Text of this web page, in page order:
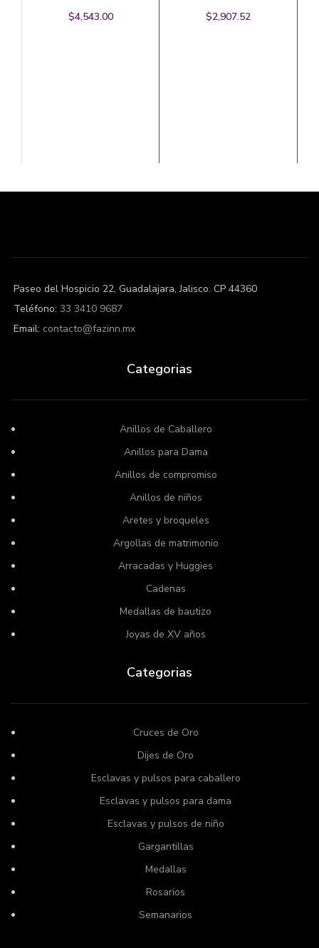
$4,543.00 $2,907.52
Paseo del Hospicio 22, Guadalajara, Jalisco. CP 44360
Teléfono: 33 3410 9687
Email: contacto@fazinn.mx
Categorias
Anillos de Caballero
Anillos para Dama
Anillos de compromiso
Anillos de niños
Aretes y broqueles
Argollas de matrimonio
Arracadas y Huggies
Cadenas
Medallas de bautizo
Joyas de XV años
Categorias
Cruces de Oro
Dijes de Oro
Esclavas y pulsos para caballero
Esclavas y pulsos para dama
Esclavas y pulsos de niño
Gargantillas
Medallas
Rosarios
Semanarios